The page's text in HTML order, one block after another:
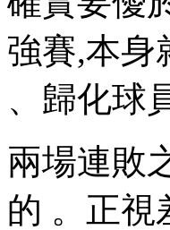
強賽,本身
、歸化球
兩場連敗
的 。